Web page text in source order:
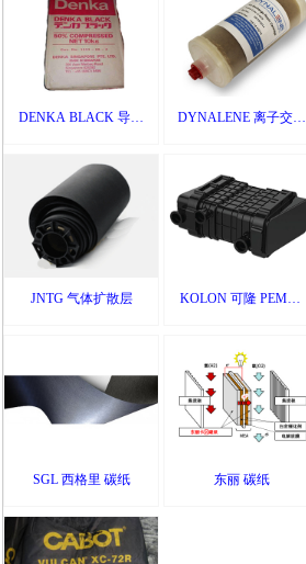
DENKA BLACK 导电
compressed
DYNALENE 离子交换
JNTG 气体扩散层
KOLON 可隆 PEMFC
SGL 西格里 碳纸 东丽 碳纸